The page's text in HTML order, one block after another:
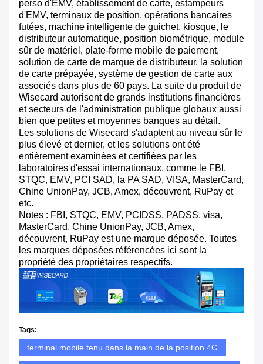
perso d'EMV, établissement de carte, estampeurs
d'EMV, terminaux de position, opérations bancaires
futées, machine intelligente de guichet, kiosque, le
distributeur automatique, position biométrique, module
sûr de matériel, plate-forme mobile de paiement,
solution de carte de marque de distributeur, la solution
de carte prépayée, système de gestion de carte aux
associés dans plus de 60 pays. La suite du produit de
Wisecard autorisent de grands institutions financières
et secteurs de l'administration publique globaux aussi
bien que petites et moyennes banques au détail.
Les solutions de Wisecard s'adaptent au niveau sûr le
plus élevé et dernier, et les solutions ont été
entièrement examinées et certifiées par les
laboratoires d'essai internationaux, comme le FBI,
STQC, EMV, PCI SAD, la PA SAD, VISA, MasterCard,
Chine UnionPay, JCB, Amex, découvrent, RuPay et
etc.
Notes : FBI, STQC, EMV, PCIDSS, PADSS, visa,
MasterCard, Chine UnionPay, JCB, Amex,
découvrent, RuPay est une marque déposée. Toutes
les marques déposées référencées ici sont la
propriété des propriétaires respectifs.
Tags:
terminal mobile tenu dans la main de la position 4G